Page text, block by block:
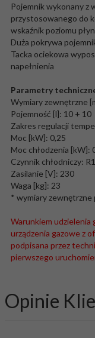
Pojemnik wykonany z
przystosowanego do
wskaźnik poziomu
Duża pokrywa
Tacka ociekowa
napełnienia
Parametry
Wymiary zewnętrzne
Pojemność [l]: 10 + 10
Zakres regulacji
Moc [kW]: 0,25
Moc chłodzenia [kW]:
Czynnik chłodniczy:
Zasilanie [V]: 230
Waga [kg]: 23
* wymiary zewnętrzne
Warunkiem udzielenia
urządzenia gazowe z
podpisana przez
pierwszego
Opinie